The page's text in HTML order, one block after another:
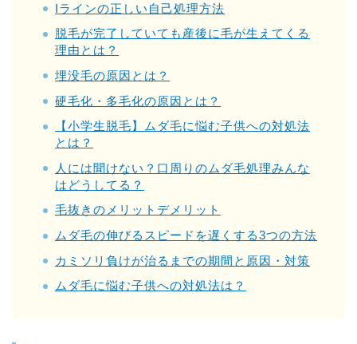
Iラインの正しい自己処理方法
脱毛が完了していても産後に毛が生えてくる
理由とは？
埋没毛の原因とは？
硬毛化・多毛化の原因とは？
【小学生脱毛】ムダ毛に悩む子供への対処法
とは？
人には聞けない？口周りのムダ毛処理みんな
はどうしてる？
毛抜きのメリットデメリット
ムダ毛の伸びるスピードを遅くする3つの方法
カミソリ負けが治るまでの期間と原因・対策
ムダ毛に悩む子供への対処法は？